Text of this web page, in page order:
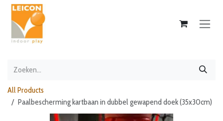
Overslaan naar inhoud
All Products
Paalbescherming kartbaan in dubbel gewapend doek (35x30cm)